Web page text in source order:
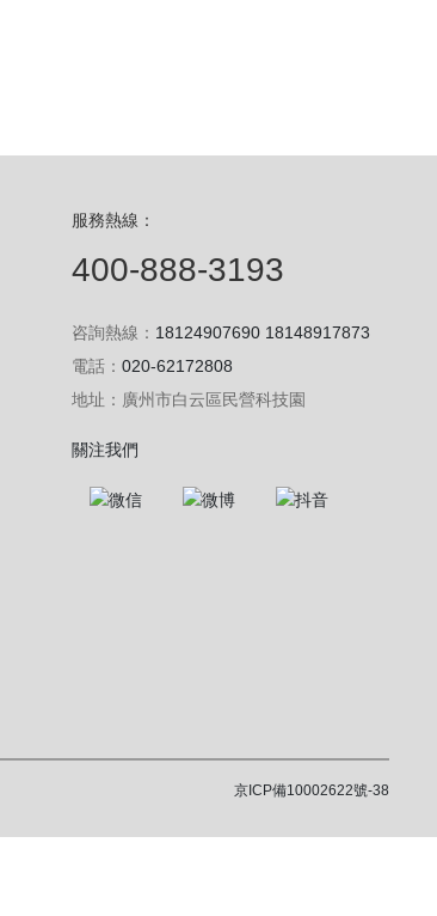
服務熱線：
400-888-3193
咨詢熱線： 18124907690 18148917873
電話：020-62172808
地址：廣州市白云區民營科技園
關注我們
京ICP備10002622號-38